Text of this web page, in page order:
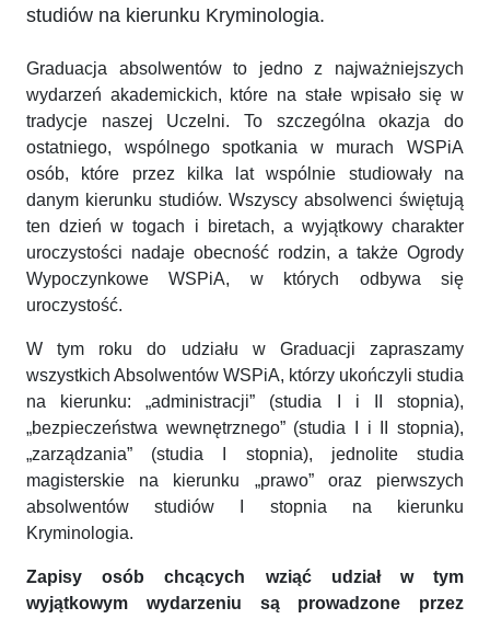
studiów na kierunku Kryminologia.
Graduacja absolwentów to jedno z najważniejszych
wydarzeń akademickich, które na stałe wpisało się w
tradycje naszej Uczelni. To szczególna okazja do
ostatniego, wspólnego spotkania w murach WSPiA
osób, które przez kilka lat wspólnie studiowały na
danym kierunku studiów. Wszyscy absolwenci świętują
ten dzień w togach i biretach, a wyjątkowy charakter
uroczystości nadaje obecność rodzin, a także Ogrody
Wypoczynkowe WSPiA, w których odbywa się
uroczystość.
W tym roku do udziału w Graduacji zapraszamy
wszystkich Absolwentów WSPiA, którzy ukończyli studia
na kierunku: „administracji” (studia I i II stopnia),
„bezpieczeństwa wewnętrznego” (studia I i II stopnia),
„zarządzania” (studia I stopnia), jednolite studia
magisterskie na kierunku „prawo” oraz pierwszych
absolwentów studiów I stopnia na kierunku
Kryminologia.
Zapisy osób chcących wziąć udział w tym
wyjątkowym wydarzeniu są prowadzone przez